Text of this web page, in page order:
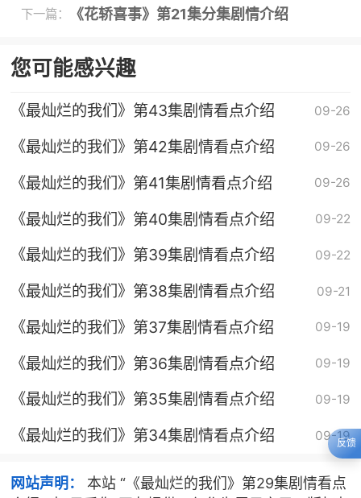
下一篇： 《花轿喜事》第21集分集剧情介绍
您可能感兴趣
《最灿烂的我们》第43集剧情看点介绍 09-26
《最灿烂的我们》第42集剧情看点介绍 09-26
《最灿烂的我们》第41集剧情看点介绍 09-26
《最灿烂的我们》第40集剧情看点介绍 09-22
《最灿烂的我们》第39集剧情看点介绍 09-22
《最灿烂的我们》第38集剧情看点介绍 09-21
《最灿烂的我们》第37集剧情看点介绍 09-19
《最灿烂的我们》第36集剧情看点介绍 09-19
《最灿烂的我们》第35集剧情看点介绍 09-19
《最灿烂的我们》第34集剧情看点介绍 09-19
网站声明：
本站 “《最灿烂的我们》第29集剧情看点
反馈